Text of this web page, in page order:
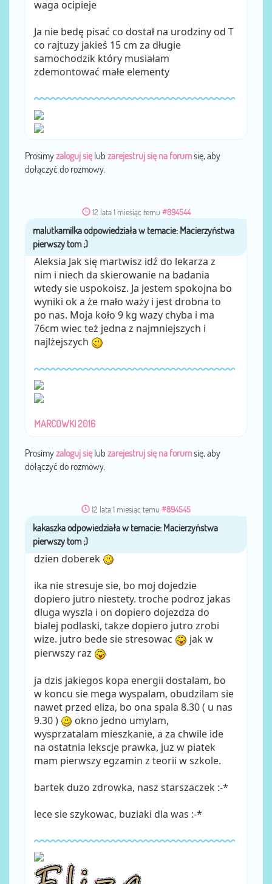
waga ocipieje
Ja nie bedę pisać co dostał na urodziny od T
co rajtuzy jakieś 15 cm za długie
samochodzik który musiałam
zdemontować małe elementy
Prosimyzaloguj sięlub zarejestruj się na forumsię, aby
dołączyć do rozmowy.
12 lata 1 miesiąc temu #894544
przezmalutkamilka
Aleksia Jak się martwisz idź do lekarza z
nim i niech da skierowanie na badania
wtedy sie uspokoisz. Ja jestem spokojna bo
wyniki ok a że mało waży i jest drobna to
po nas. Moja koło 9 kg wazy chyba i ma
76cm wiec też jedna z najmniejszych i
najlżejszych
MARCOWKI 2016
Prosimyzaloguj sięlub zarejestruj się na forumsię, aby
dołączyć do rozmowy.
12 lata 1 miesiąc temu #894545
przezkakaszka
dzien doberek
ika nie stresuje sie, bo moj dojedzie
dopiero jutro niestety. troche podroz jakas
dluga wyszla i on dopiero dojezdza do
bialej podlaski, takze dopiero jutro zrobi
wize. jutro bede sie stresowac
jak w
pierwszy raz
ja dzis jakiegos kopa energii dostalam, bo
w koncu sie mega wyspalam, obudzilam sie
nawet przed eliza, bo ona spala 8.30 ( u nas
9.30 )
okno jedno umylam,
wysprzatalam mieszkanie, a za chwile ide
na ostatnia lekscje prawka, juz w piatek
mam pierwszy egzamin z teorii w szkole.
bartek duzo zdrowka, nasz starszaczek :-*
lece sie szykowac, buziaki dla was :-*